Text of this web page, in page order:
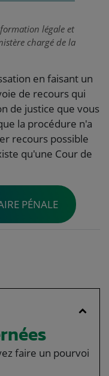
légale et
chargé de la
en faisant un
de recours qui
de justice que vous
la procédure n'a
recours possible
qu'une Cour de
PÉNALE
faire un pourvoi